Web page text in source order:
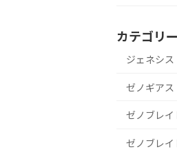
カテゴリー
ジェネシス
ゼノギアス
ゼノブレイ
ゼノブレイ